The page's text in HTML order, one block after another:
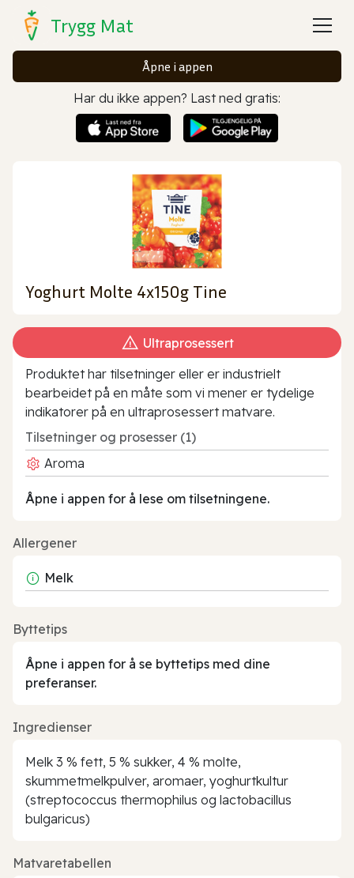
Trygg Mat
Åpne i appen
Har du ikke appen? Last ned gratis:
Yoghurt Molte 4x150g Tine
Ultraprosessert
Produktet har tilsetninger eller er industrielt
bearbeidet på en måte som vi mener er tydelige
indikatorer på en ultraprosessert matvare.
Tilsetninger og prosesser (1)
Aroma
Åpne i appen for å lese om tilsetningene.
Allergener
Melk
Byttetips
Åpne i appen for å se byttetips med dine
preferanser.
Ingredienser
Melk 3 % fett, 5 % sukker, 4 % molte,
skummetmelkpulver, aromaer, yoghurtkultur
(streptococcus thermophilus og lactobacillus
bulgaricus)
Matvaretabellen